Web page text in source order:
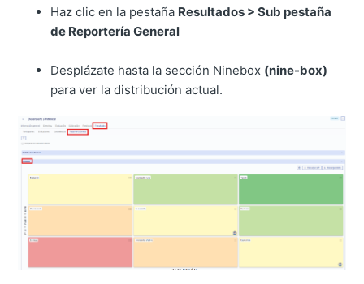
Haz clic en la pestaña Resultados > Sub pestaña
de Reportería General
Desplázate hasta la sección Ninebox (nine-box)
para ver la distribución actual.